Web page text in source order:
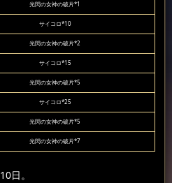
光閃の女神の破片*1
サイコロ*10
光閃の女神の破片*2
サイコロ*15
光閃の女神の破片*5
サイコロ*25
光閃の女神の破片*5
光閃の女神の破片*7
日。